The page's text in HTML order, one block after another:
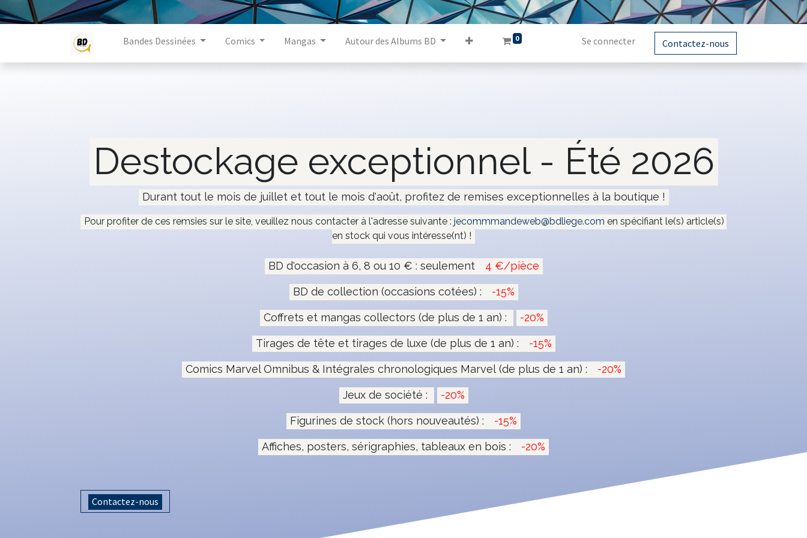
Bandes Dessinées Comics Mangas Autour des Albums BD 0 Se connecter Contactez-nous
Destockage exceptionnel - Été 2026
Durant tout le mois de juillet et tout le mois d'août, profitez de remises exceptionnelles à la boutique !
Pour profiter de ces remsies sur le site, veuillez nous contacter à l'adresse suivante : jecommmandeweb@bdliege.com en spécifiant le(s) article(s)
en stock qui vous intéresse(nt) !
BD d'occasion à 6, 8 ou 10 € : seulement 4 €/pièce
BD de collection (occasions cotées) : -15%
Coffrets et mangas collectors (de plus de 1 an) : -20%
Tirages de tête et tirages de luxe (de plus de 1 an) : -15%
Comics Marvel Omnibus & Intégrales chronologiques Marvel (de plus de 1 an) : -20%
Jeux de société : -20%
Figurines de stock (hors nouveautés) : -15%
Affiches, posters, sérigraphies, tableaux en bois : -20%
Contactez-nous